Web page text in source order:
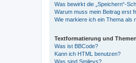
Was bewirkt die „Speichern“-
Warum muss mein Beitrag erst
Wie markiere ich ein Thema als
Textformatierung und
Was ist BBCode?
Kann ich HTML benutzen?
Was sind Smileys?